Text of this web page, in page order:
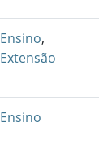
Ensino,
Extensão
Ensino